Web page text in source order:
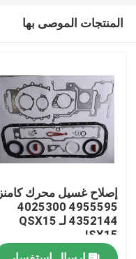
المنتجات الموصى بها
إصلاح غسيل محرك كامنز
4955595 4025300
4352144 لـ QSX15
ISX15